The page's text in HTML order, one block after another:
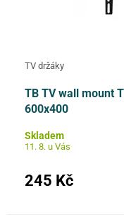
TV držáky
TB TV wall mount
600x400
Skladem
11. 8. u Vás
245 Kč